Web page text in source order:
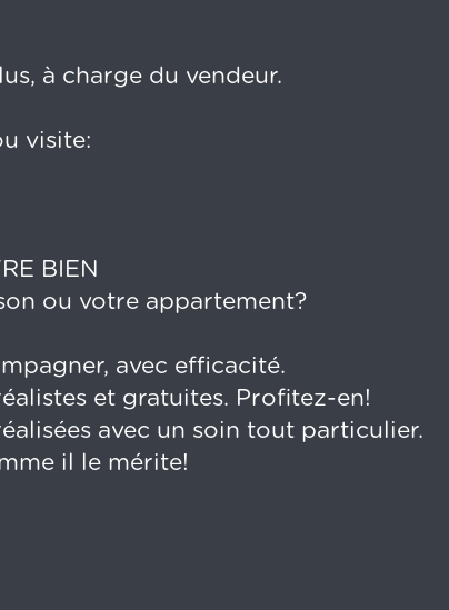
à charge du vendeur.
visite:
BIEN
ou votre appartement?
avec efficacité.
et gratuites. Profitez-en!
avec un soin tout particulier.
il le mérite!